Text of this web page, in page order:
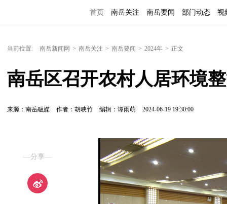
首页 南岳关注 南岳要闻 部门动态 视
当前位置: 南岳新闻网 > 南岳关注 > 南岳要闻 > 2024年 > 正文
南岳区召开农村人居环境
来源：南岳融媒 作者：胡映竹 编辑：谭雨萌 2024-06-19 19:30:00
—分享—